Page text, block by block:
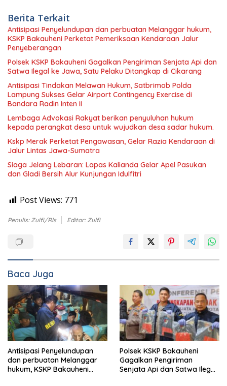
Berita Terkait
Antisipasi Penyelundupan dan perbuatan Melanggar hukum,
KSKP Bakauheni Perketat Pemeriksaan Kendaraan Jalur
Penyeberangan
Polsek KSKP Bakauheni Gagalkan Pengiriman Senjata Api dan
Satwa Ilegal ke Jawa, Satu Pelaku Ditangkap di Cikarang
Antisipasi Tindakan Melawan Hukum, Satbrimob Polda
Lampung Sukses Gelar Airport Contingency Exercise di
Bandara Radin Inten II
Lembaga Advokasi Rakyat berikan penyuluhan hukum
kepada perangkat desa untuk wujudkan desa sadar hukum.
Kskp Merak Perketat Pengawasan, Gelar Razia Kendaraan di
Jalur Lintas Jawa-Sumatra
Siaga Jelang Lebaran: Lapas Kalianda Gelar Apel Pasukan
dan Gladi Bersih Alur Kunjungan Idulfitri
Post Views: 771
Penulis: Zulfi/Rls Editor: Zulfi
Baca Juga
Antisipasi Penyelundupan
dan perbuatan Melanggar
hukum, KSKP Bakauheni
Polsek KSKP Bakauheni
Gagalkan Pengiriman
Senjata Api dan Satwa Ilegal